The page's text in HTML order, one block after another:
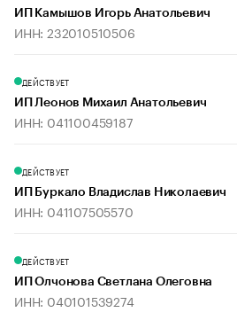
ИП Камышов Игорь Анатольевич
ИНН: 232010510506
ДЕЙСТВУЕТ
ИП Леонов Михаил Анатольевич
ИНН: 041100459187
ДЕЙСТВУЕТ
ИП Буркало Владислав Николаевич
ИНН: 041107505570
ДЕЙСТВУЕТ
ИП Олчонова Светлана Олеговна
ИНН: 040101539274